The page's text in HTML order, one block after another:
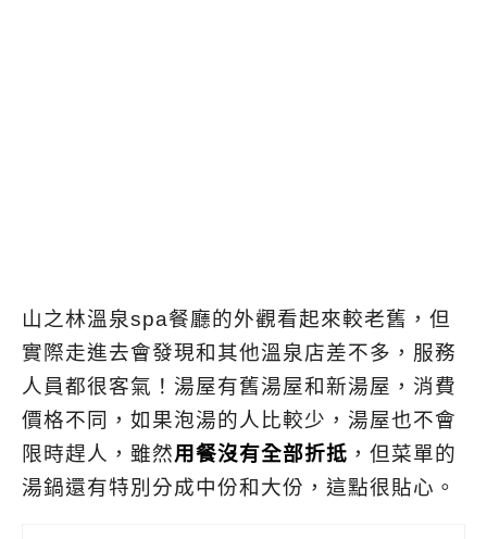
山之林溫泉spa餐廳的外觀看起來較老舊，但
實際走進去會發現和其他溫泉店差不多，服務
人員都很客氣！湯屋有舊湯屋和新湯屋，消費
價格不同，如果泡湯的人比較少，湯屋也不會
限時趕人，雖然用餐沒有全部折抵 ，但菜單的
湯鍋還有特別分成中份和大份，這點很貼心。